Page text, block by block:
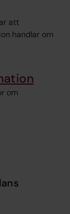
att
handlar om
om